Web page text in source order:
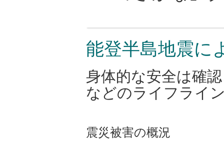
能登半島地震に
身体的な安全は確
などのライフライ
震災被害の概況